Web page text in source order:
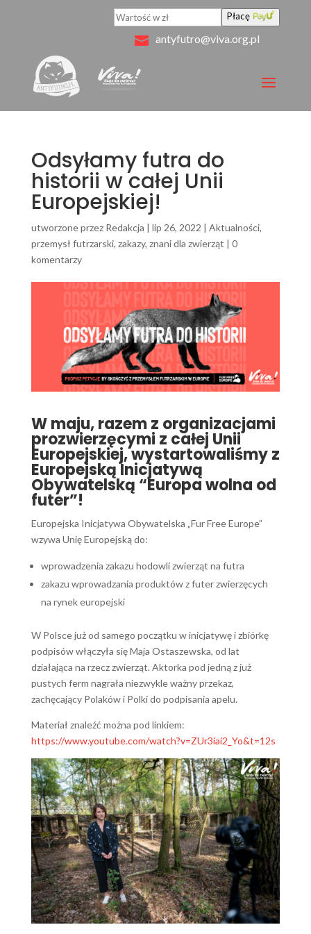
Płacę
antyfutro@viva.org.pl
Odsyłamy futra do
historii w całej Unii
Europejskiej!
utworzone przez Redakcja | lip 26, 2022 | Aktualności,
przemysł futrzarski, zakazy, znani dla zwierząt | 0
komentarzy
W maju, razem z organizacjami
prozwierzęcymi z całej Unii
Europejskiej, wystartowaliśmy z
Europejską Inicjatywą
Obywatelską “Europa wolna od
futer”!
Europejska Inicjatywa Obywatelska „Fur Free Europe”
wzywa Unię Europejską do:
wprowadzenia zakazu hodowli zwierząt na futra
zakazu wprowadzania produktów z futer zwierzęcych
na rynek europejski
W Polsce już od samego początku w inicjatywę i zbiórkę
podpisów włączyła się Maja Ostaszewska, od lat
działająca na rzecz zwierząt. Aktorka pod jedną z już
pustych ferm nagrała niezwykle ważny przekaz,
zachęcający Polaków i Polki do podpisania apelu.
Materiał znaleźć można pod linkiem:
https://www.youtube.com/watch?v=ZUr3iai2_Yo&t=12s